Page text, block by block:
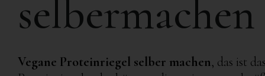
selbermachen
Vegane Proteinriegel selber machen, das ist